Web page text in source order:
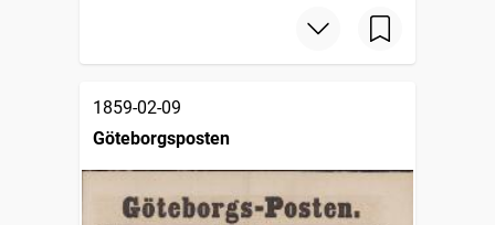
1859-02-09
Göteborgsposten